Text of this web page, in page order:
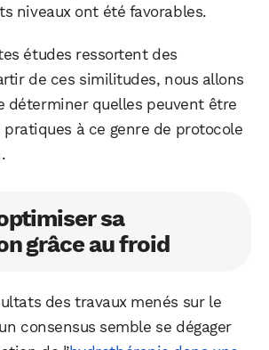
niveaux ont été favorables.
études ressortent des
de ces similitudes, nous allons
déterminer quelles peuvent être
à ce genre de protocole
sa
grâce au froid
des travaux menés sur le
consensus semble se dégager